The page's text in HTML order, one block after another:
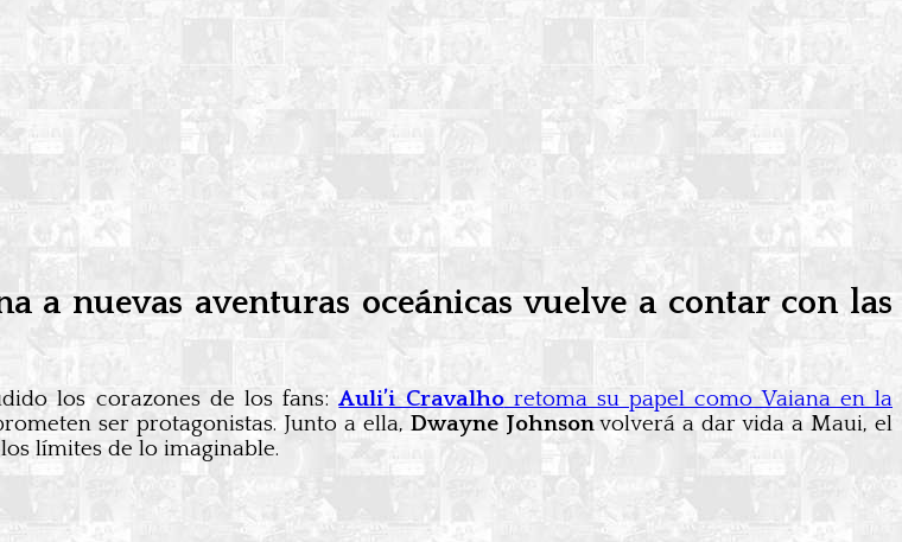
a nuevas aventuras oceánicas vuelve a contar con las
los corazones de los fans:Auli’i Cravalhoretoma su papel como Vaiana en la
ser protagonistas. Junto a ella, Dwayne Johnsonvolverá a dar vida a Maui, el
límites de lo imaginable.